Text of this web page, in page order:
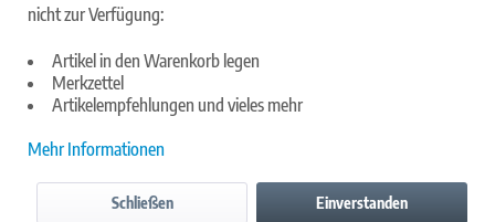
Cookie-Einstellungen
Widerrufsrecht
Versand und Zahlungsbedingungen
nicht zur Verfügung:
Artikel in den Warenkorb legen
Merkzettel
Artikelempfehlungen und vieles mehr
Mehr Informationen
Einverstanden
Schließen